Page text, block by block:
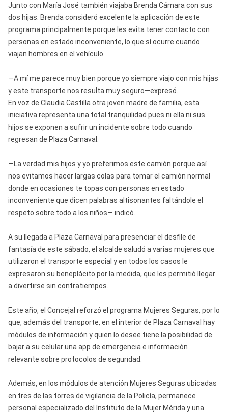
Junto con María José también viajaba Brenda Cámara con sus
dos hijas. Brenda consideró excelente la aplicación de este
programa principalmente porque les evita tener contacto con
personas en estado inconveniente, lo que sí ocurre cuando
viajan hombres en el vehículo.
—A mí me parece muy bien porque yo siempre viajo con mis hijas
y este transporte nos resulta muy seguro—expresó.
En voz de Claudia Castilla otra joven madre de familia, esta
iniciativa representa una total tranquilidad pues ni ella ni sus
hijos se exponen a sufrir un incidente sobre todo cuando
regresan de Plaza Carnaval.
—La verdad mis hijos y yo preferimos este camión porque así
nos evitamos hacer largas colas para tomar el camión normal
donde en ocasiones te topas con personas en estado
inconveniente que dicen palabras altisonantes faltándole el
respeto sobre todo a los niños— indicó.
A su llegada a Plaza Carnaval para presenciar el desfile de
fantasía de este sábado, el alcalde saludó a varias mujeres que
utilizaron el transporte especial y en todos los casos le
expresaron su beneplácito por la medida, que les permitió llegar
a divertirse sin contratiempos.
Este año, el Concejal reforzó el programa Mujeres Seguras, por lo
que, además del transporte, en el interior de Plaza Carnaval hay
módulos de información y quien lo desee tiene la posibilidad de
bajar a su celular una app de emergencia e información
relevante sobre protocolos de seguridad.
Además, en los módulos de atención Mujeres Seguras ubicadas
en tres de las torres de vigilancia de la Policía, permanece
personal especializado del Instituto de la Mujer Mérida y una